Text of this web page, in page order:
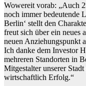
Wowereit vorab: „Auch
noch immer bedeutende
Berlin‘ stellt den
freut sich über ein neues
neuen Anziehungspunkt
Ich danke dem Investor
mehreren Standorten in
Mitgestalter unserer
wirtschaftlich Erfolg.“